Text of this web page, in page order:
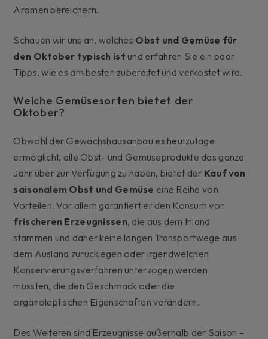
Aromen bereichern.
Schauen wir uns an, welches Obst und Gemüse für
den Oktober typisch ist und erfahren Sie ein paar
Tipps, wie es am besten zubereitet und verkostet wird.
Welche Gemüsesorten bietet der
Oktober?
Obwohl der Gewächshausanbau es heutzutage
ermöglicht, alle Obst- und Gemüseprodukte das ganze
Jahr über zur Verfügung zu haben, bietet der Kauf von
saisonalem Obst und Gemüse eine Reihe von
Vorteilen. Vor allem garantiert er den Konsum von
frischeren Erzeugnissen, die aus dem Inland
stammen und daher keine langen Transportwege aus
dem Ausland zurücklegen oder irgendwelchen
Konservierungsverfahren unterzogen werden
mussten, die den Geschmack oder die
organoleptischen Eigenschaften verändern.
Des Weiteren sind Erzeugnisse außerhalb der Saison –